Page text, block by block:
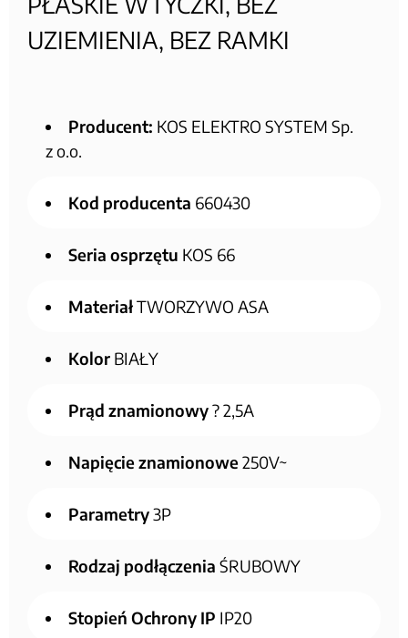
UZIEMIENIA, BEZ RAMKI
Producent: KOS ELEKTRO SYSTEM Sp.
z o.o.
Kod producenta 660430
Seria osprzętu KOS 66
MateriałTWORZYWO ASA
Kolor BIAŁY
Prąd znamionowy? 2,5A
Napięcie znamionowe250V~
Parametry3P
Rodzaj podłączenia ŚRUBOWY
Stopień Ochrony IP IP20